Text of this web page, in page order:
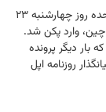
«محبت نیوز»- دونالد ترامپ، رئیس جمهوری ایالات متحده روز چهارشنبه ۲۳
وارد پکن شد.
بار دیگر پرونده
روزنامه اپل